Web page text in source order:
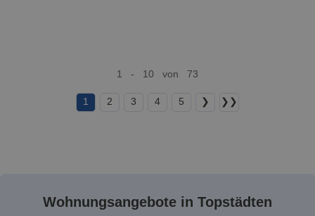
1 - 10 von 73
1 2 3 4 5 ❯ ❯❯
Wohnungsangebote in Topstädten